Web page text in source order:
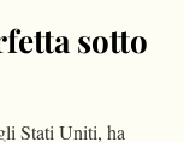
sotto
Stati Uniti, ha